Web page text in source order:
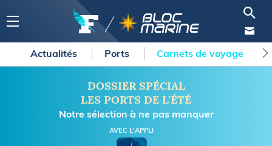
Actualités Ports Carnets de voyage
DOSSIER SPÉCIAL
LES PORTS DE L’ÉTÉ
Notre sélection à ne pas manquer
AVEC L'APPLI